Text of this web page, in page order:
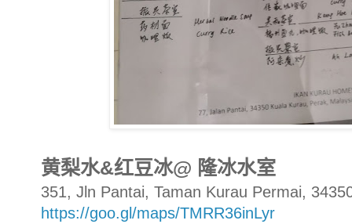
黄梨水&红豆冰@ 隆冰水室
351, Jln Pantai, Taman Kurau Permai,
https://goo.gl/maps/TMRR36inLyr